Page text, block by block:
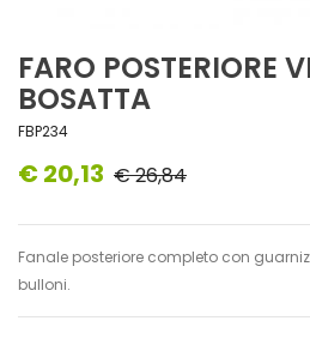
FARO POSTERIORE
BOSATTA
FBP234
€ 20,13 € 26,84
Fanale posteriore completo con
bulloni.